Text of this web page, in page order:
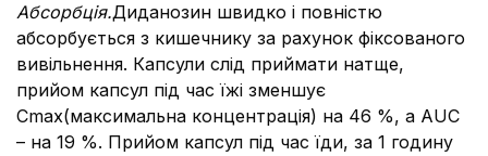
Абсорбція.Диданозин швидко і повністю
абсорбується з кишечнику за рахунок фіксованого
вивільнення. Капсули слід приймати натще,
прийом капсул під час їжі зменшує
Сmax(максимальна концентрація) на 46 %, а AUC
– на 19 %. Прийом капсул під час їди, за 1 годину